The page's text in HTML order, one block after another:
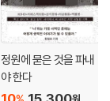
정원에 묻은 것을 파내
야 한다